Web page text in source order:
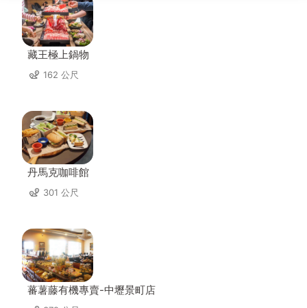
藏王極上鍋物
162 公尺
丹馬克咖啡館
301 公尺
蕃薯藤有機專賣-中壢景町店